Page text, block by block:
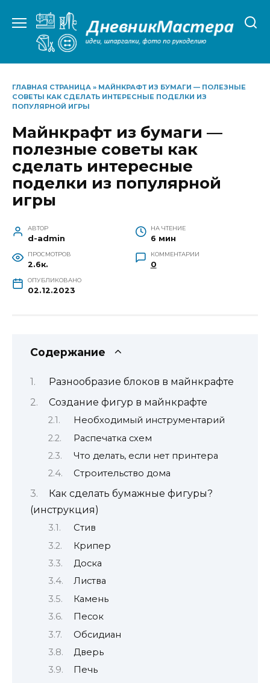
содержанию
ГЛАВНАЯ СТРАНИЦА » МАЙНКРАФТ ИЗ БУМАГИ — ПОЛЕЗНЫЕ
СОВЕТЫ КАК СДЕЛАТЬ ИНТЕРЕСНЫЕ ПОДЕЛКИ ИЗ
ПОПУЛЯРНОЙ ИГРЫ
Майнкрафт из бумаги —
полезные советы как
сделать интересные
поделки из популярной
игры
АВТОР
d-admin
НА ЧТЕНИЕ
6 мин
ПРОСМОТРОВ
2.6к.
КОММЕНТАРИИ
0
ОПУБЛИКОВАНО
02.12.2023
Содержание
Разнообразие блоков в майнкрафте
Создание фигур в майнкрафте
Необходимый инструментарий
Распечатка схем
Что делать, если нет принтера
Строительство дома
Как сделать бумажные фигуры?
(инструкция)
Стив
Крипер
Доска
Листва
Камень
Песок
Обсидиан
Дверь
Печь